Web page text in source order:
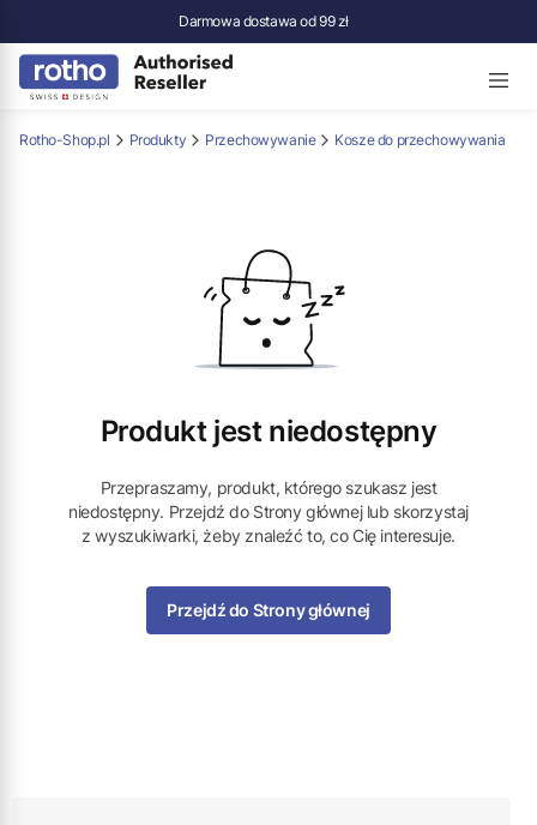
Darmowa dostawa od 99 zł
Rotho-Shop.pl Produkty Przechowywanie Kosze do przechowywania
Produkt jest niedostępny
Przepraszamy, produkt, którego szukasz jest
niedostępny. Przejdź do Strony głównej lub skorzystaj
z wyszukiwarki, żeby znaleźć to, co Cię interesuje.
Przejdź do Strony głównej